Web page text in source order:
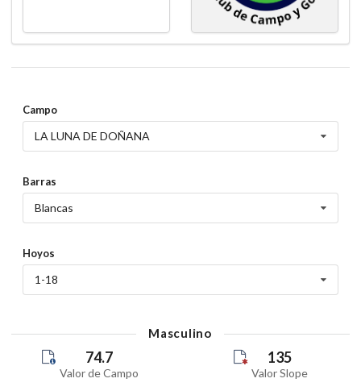
Campo
LA LUNA DE DOÑANA
Barras
Blancas
Hoyos
1-18
Masculino
74.7
Valor de Campo
135
Valor Slope